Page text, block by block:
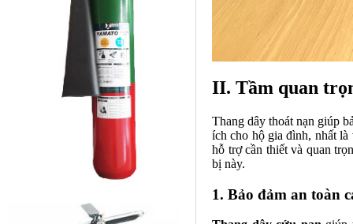
II. Tầm quan
Thang dây thoát nạn giúp
ích cho hộ gia đình, nhất
hỗ trợ cần thiết và quan
bị này.
1. Bảo đảm an toàn